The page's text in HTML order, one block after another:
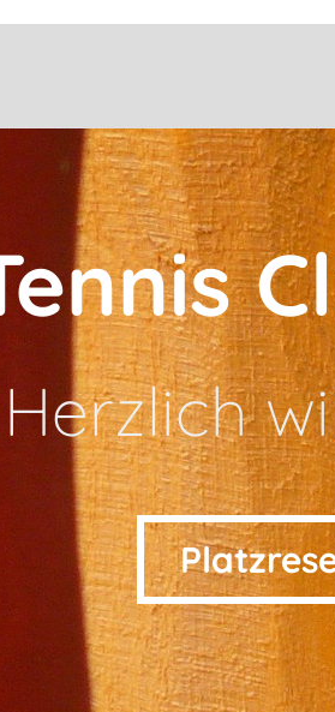
Herzlich